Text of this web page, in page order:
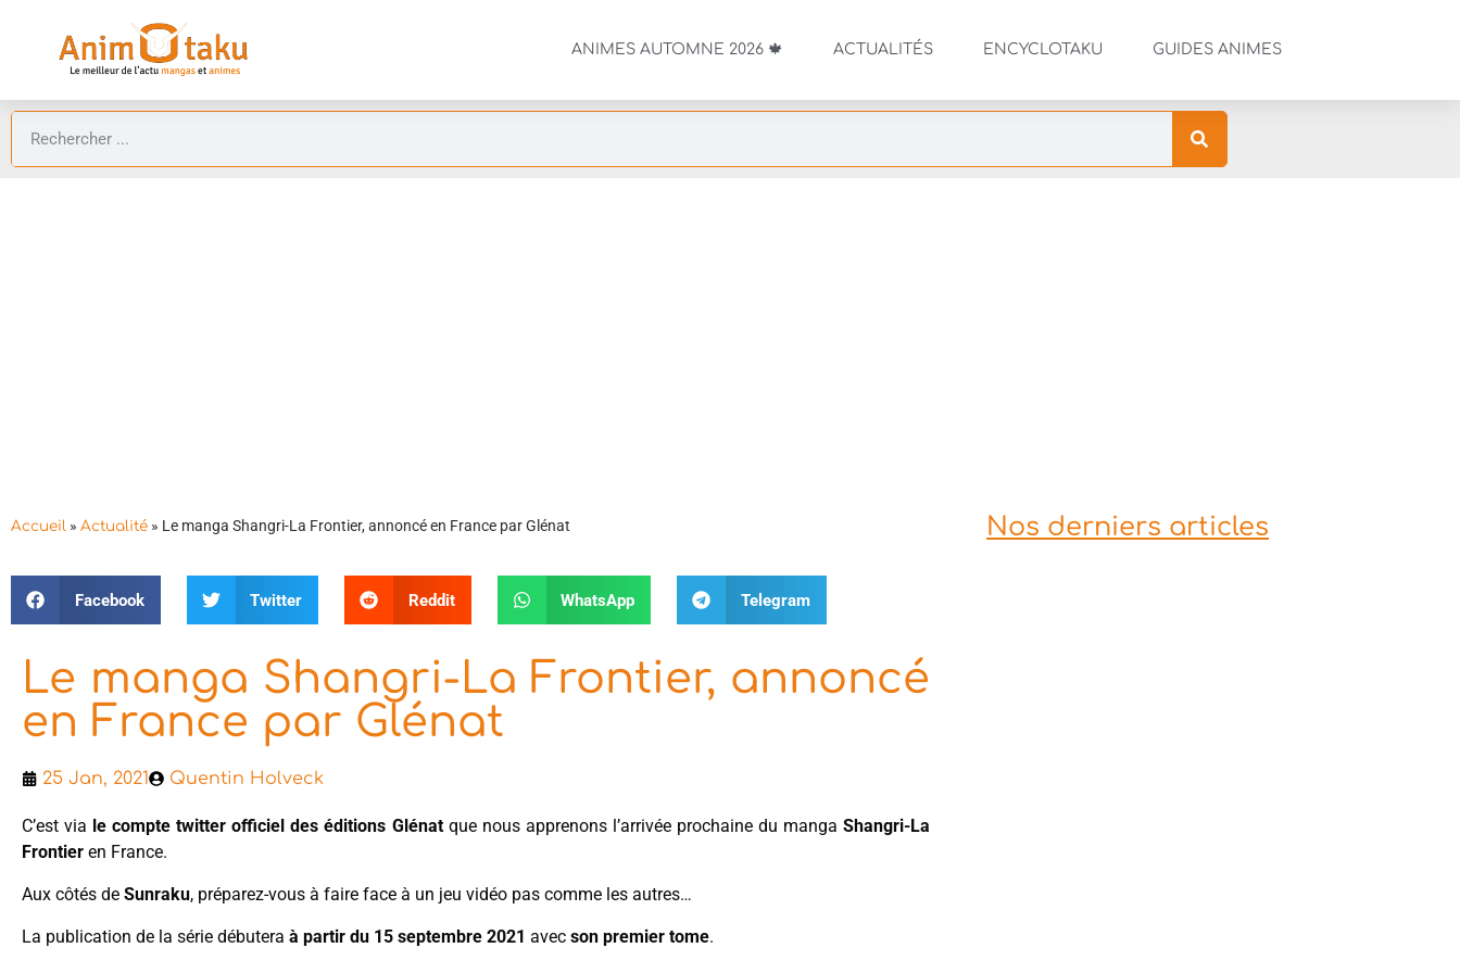
ANIMES AUTOMNE 2026 🍁 ACTUALITÉS ENCYCLOTAKU GUIDES ANIMES
Accueil » Actualité » Le manga Shangri-La Frontier, annoncé en France par Glénat
Facebook Twitter Reddit WhatsApp Telegram
Le manga Shangri-La Frontier, annoncé
en France par Glénat
25 Jan, 2021 Quentin Holveck
C’est via le compte twitter officiel des éditions Glénatque nous apprenons l’arrivée prochaine du manga Shangri-La
Frontier en France.
Aux côtés de Sunraku, préparez-vous à faire face à un jeu vidéo pas comme les autres…
La publication de la série débutera à partir du 15 septembre 2021 avec son premier tome.
Nos derniers articles